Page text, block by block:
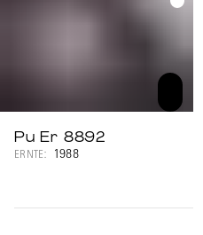
Pu Er 8892
ERNTE: 1988